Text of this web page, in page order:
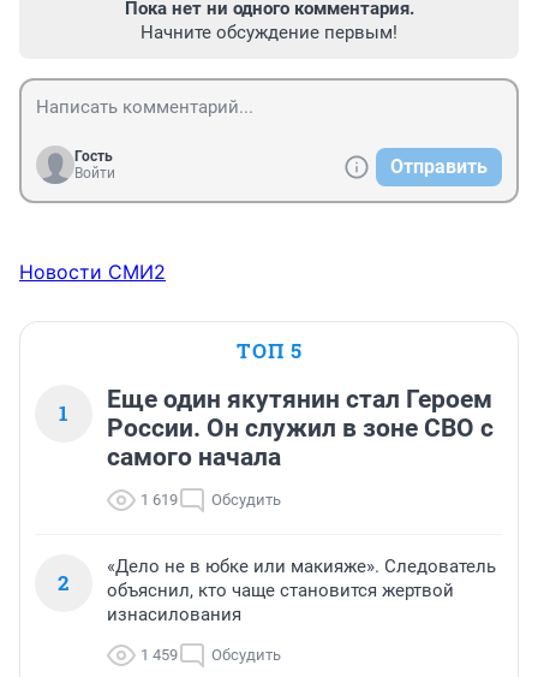
Пока нет ни одного комментария.
Начните обсуждение первым!
Гость
Войти
Отправить
Новости СМИ2
ТОП 5
1
Еще один якутянин стал Героем
России. Он служил в зоне СВО с
самого начала
1 619 Обсудить
2
«Дело не в юбке или макияже». Следователь
объяснил, кто чаще становится жертвой
изнасилования
1 459 Обсудить